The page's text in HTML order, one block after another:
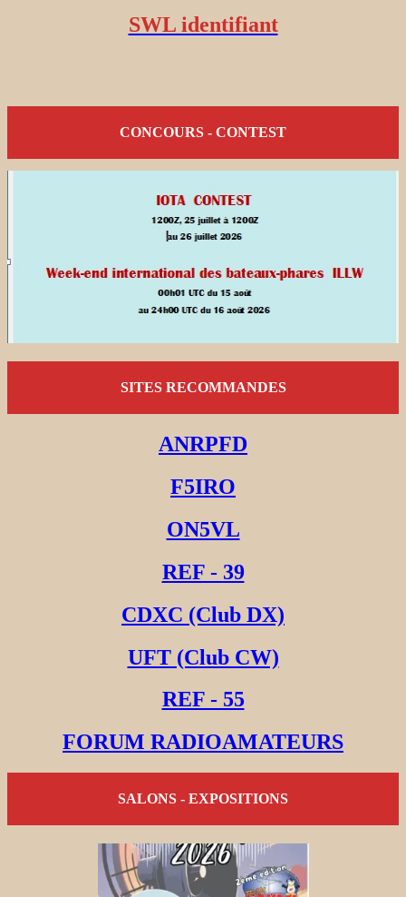
SWL identifiant
CONCOURS - CONTEST
SITES RECOMMANDES
ANRPFD
F5IRO
ON5VL
REF - 39
CDXC (Club DX)
UFT (Club CW)
REF - 55
FORUM RADIOAMATEURS
SALONS - EXPOSITIONS